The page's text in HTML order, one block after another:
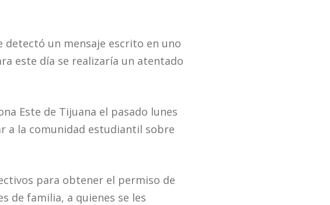
detectó un mensaje escrito en uno
este día se realizaría un atentado
Este de Tijuana el pasado lunes
a la comunidad estudiantil sobre
para obtener el permiso de
de familia, a quienes se les